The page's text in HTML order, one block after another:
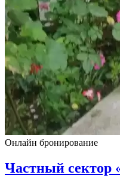
Онлайн бронирование
Частный сектор